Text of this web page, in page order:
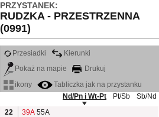
PRZYSTANEK:
RUDZKA - PRZESTRZENNA
(0991)
Przesiadki
Kierunki
Pokaż na mapie
Drukuj
ikony
Tabliczka jak na przystanku
Nd/Pn i Wt-Pt
Pt/Sb
Sb/Nd
22
39A 55A